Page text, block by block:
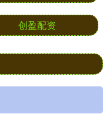
创盈配资